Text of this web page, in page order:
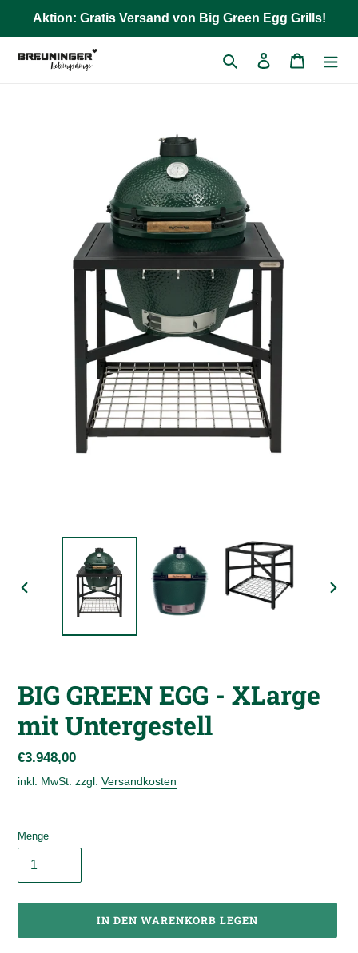
Aktion: Gratis Versand von Big Green Egg Grills!
Suchen Einloggen
VORHERIGER
SCHIEBER
BIG GREEN EGG - XLarge
mit Untergestell
Normaler
Preis
€3.948,00
inkl. MwSt. zzgl. Versandkosten
Menge
IN DEN WARENKORB LEGEN